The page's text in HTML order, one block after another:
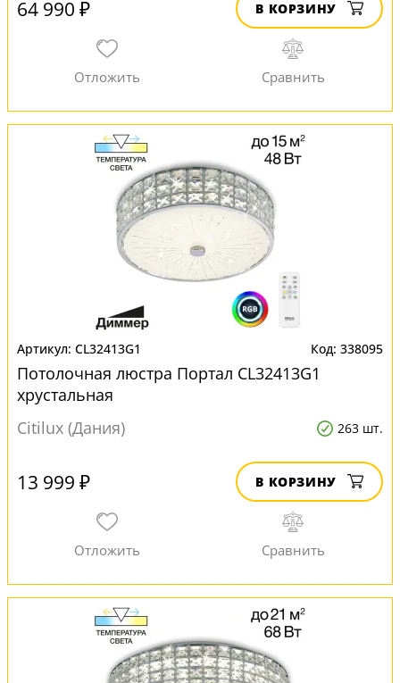
64 990 ₽ В КОРЗИНУ
CL32413G1 338095
Потолочная люстра Портал CL32413G1
хрустальная
Citilux (Дания)
263 шт.
13 999 ₽ В КОРЗИНУ